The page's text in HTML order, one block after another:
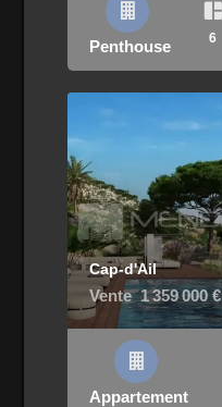
Penthouse 6
Cap-d'Ail
Vente 1 359 000 €
Appartement